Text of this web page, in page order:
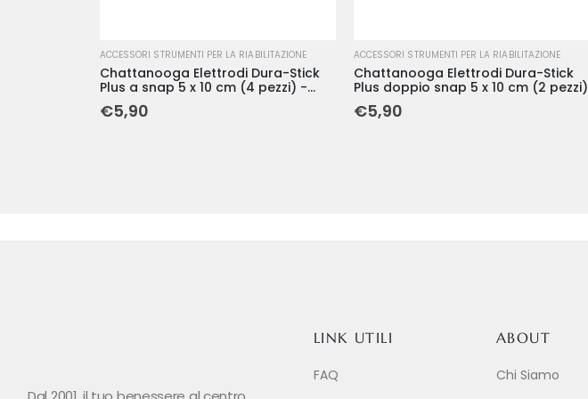
ACCESSORI STRUMENTI PER LA RIABILITAZIONE
Chattanooga Elettrodi Dura-Stick
Plus a snap 5 x 10 cm (4 pezzi) -
Cefar
€5,90
ACCESSORI STRUMENTI PER LA RIABILITAZIONE
Chattanooga Elettrodi Dura-Stick
Plus doppio snap 5 x 10 cm (2 pezzi)
€5,90
LINK UTILI
FAQ
ABOUT
Chi Siamo